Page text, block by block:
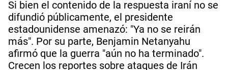
Si bien el contenido de la respuesta iraní no se
difundió públicamente, el presidente
estadounidense amenazó: "Ya no se reirán
más". Por su parte, Benjamin Netanyahu
afirmó que la guerra "aún no ha terminado".
Crecen los reportes sobre ataques de Irán